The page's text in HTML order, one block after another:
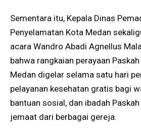
Sementara itu, Kepala Dinas
Penyelamatan Kota Medan
acara Wandro Abadi Agnellus
bahwa rangkaian perayaan
Medan digelar selama satu hari
pelayanan kesehatan gratis bagi
bantuan sosial, dan ibadah
jemaat dari berbagai gereja.